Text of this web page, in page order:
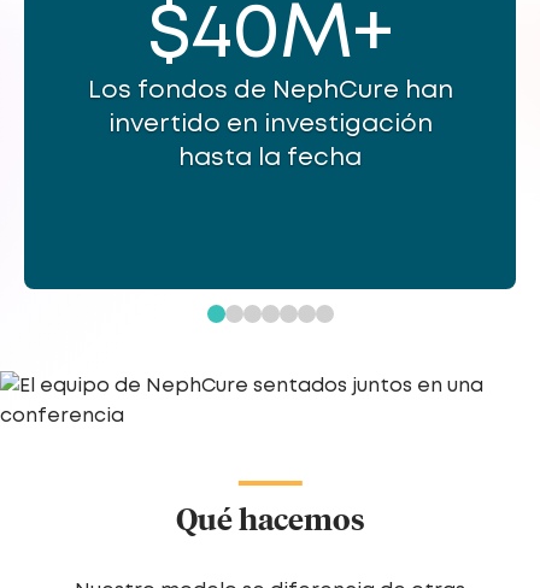
$40M+
Los fondos de NephCure han
invertido en investigación
hasta la fecha
Qué hacemos